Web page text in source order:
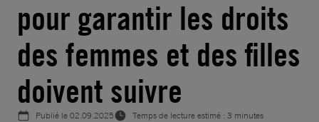
pour garantir les droits
des femmes et des filles
doivent suivre
Publié le02.09.2025 Temps de lecture estimé : 3 minutes